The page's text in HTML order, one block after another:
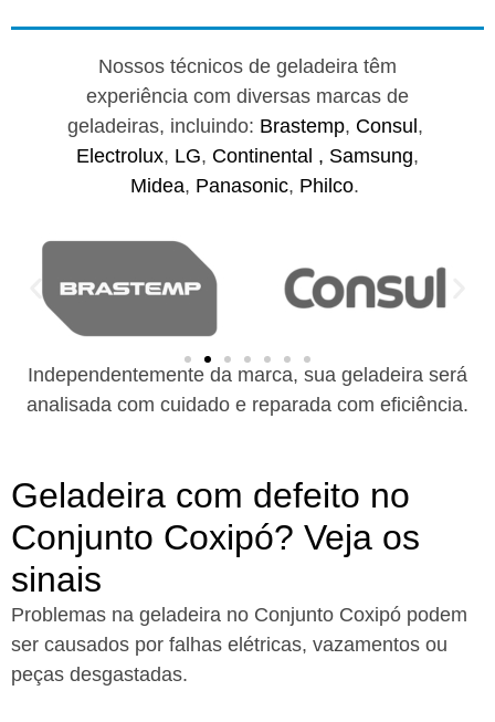
Nossos técnicos de geladeira têm
experiência com diversas marcas de
geladeiras, incluindo: Brastemp, Consul ,
Electrolux, LG, Continental , Samsung,
Midea, Panasonic, Philco.
Independentemente da marca, sua geladeira será
analisada com cuidado e reparada com eficiência.
Geladeira com defeito no
Conjunto Coxipó? Veja os
sinais
Problemas na geladeira no Conjunto Coxipó podem
ser causados por falhas elétricas, vazamentos ou
peças desgastadas.